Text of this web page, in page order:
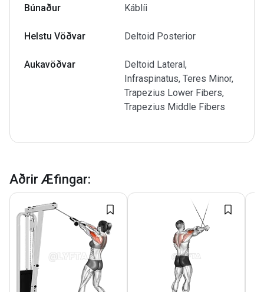
Búnaður Káblíi
Helstu Vöðvar Deltoid Posterior
Aukavöðvar
Deltoid Lateral,
Infraspinatus, Teres Minor,
Trapezius Lower Fibers,
Trapezius Middle Fibers
Aðrir Æfingar: